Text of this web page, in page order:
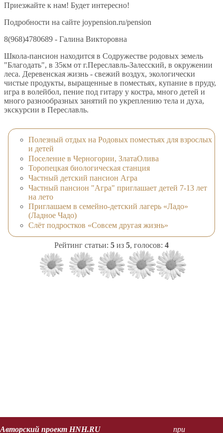
Приезжайте к нам! Будет интересно!
Подробности на сайте joypension.ru/pension
8(968)4780689 - Галина Викторовна
Школа-пансион находится в Содружестве родовых земель
"Благодать", в 35км от г.Переславль-Залесский, в окружении
леса. Деревенская жизнь - свежий воздух, экологически
чистые продукты, выращенные в поместьях, купание в пруду,
игра в волейбол, пение под гитару у костра, много детей и
много разнообразных занятий по укреплению тела и духа,
экскурсии в Переславль.
Полезный отдых на Родовых поместьях для взрослых
и детей
Поселение в Черногории, ЗлатаОлива
Торопецкая биологическая станция
Частный детский пансион Агра
Частный пансион "Агра" приглашает детей 7-13 лет
на лето
Приглашаем в семейно-детский лагерь «Ладо»
(Ладное Чадо)
Слёт подростков «Совсем другая жизнь»
Рейтинг статьи: 5 из 5, голосов: 4
Авторский проект HNH.RU при